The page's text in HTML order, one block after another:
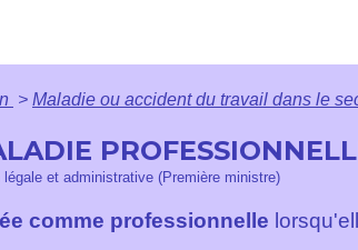
> Maladie ou accident du travail dans le
et administrative (Première ministre)
comme professionnelle